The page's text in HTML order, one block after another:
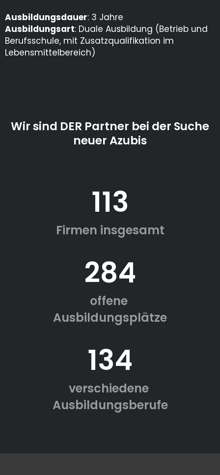
Ausbildungsdauer: 3 Jahre
Ausbildungsart: Duale Ausbildung (Betrieb und
Berufsschule, mit Zusatzqualifikation im
Lebensmittelbereich)
Wir sind DER Partner bei der Suche
neuer Azubis
113
Firmen insgesamt
284
offene
Ausbildungsplätze
134
verschiedene
Ausbildungsberufe